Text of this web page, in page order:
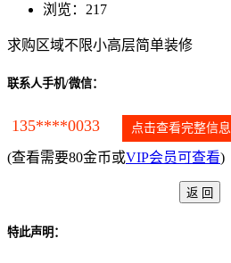
浏览：217
求购区域不限小高层简单装修
联系人手机/微信：
135****0033 点击查看完整信息
(查看需要80金币或VIP会员可查看)
特此声明：